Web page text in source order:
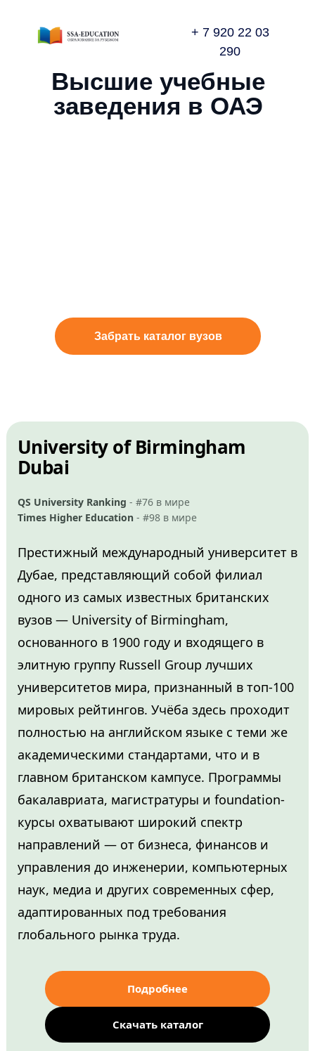
Высшие учебные
заведения в ОАЭ
Забрать каталог вузов
+ 7 920 22 03
290
University of Birmingham
Dubai
QS University Ranking - #76 в мире
Times Higher Education - #98 в мире
Престижный международный университет в
Дубае, представляющий собой филиал
одного из самых известных британских
вузов — University of Birmingham,
основанного в 1900 году и входящего в
элитную группу Russell Group лучших
университетов мира, признанный в топ-100
мировых рейтингов. Учёба здесь проходит
полностью на английском языке с теми же
академическими стандартами, что и в
главном британском кампусе. Программы
бакалавриата, магистратуры и foundation-
курсы охватывают широкий спектр
направлений — от бизнеса, финансов и
управления до инженерии, компьютерных
наук, медиа и других современных сфер,
адаптированных под требования
глобального рынка труда.
Подробнее
Скачать каталог